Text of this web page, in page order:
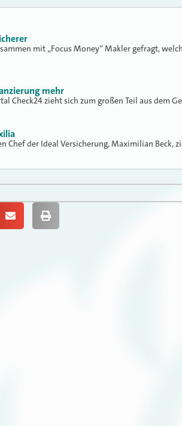
mit „Focus Money“ Makler gefragt,
mehr
Check24 zieht sich zum großen Teil aus dem
Chef der Ideal Versicherung, Maximilian Beck,